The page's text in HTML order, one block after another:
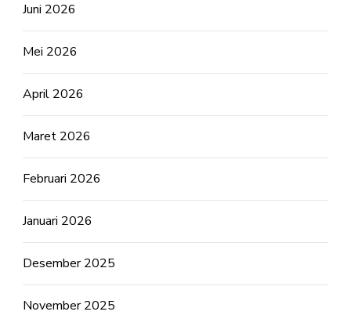
Juni 2026
Mei 2026
April 2026
Maret 2026
Februari 2026
Januari 2026
Desember 2025
November 2025